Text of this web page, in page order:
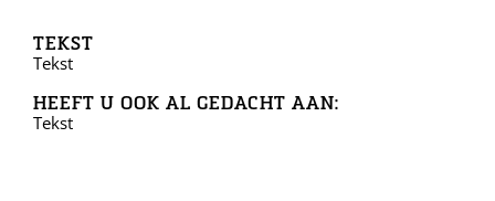
TEKST
Tekst
HEEFT U OOK AL GEDACHT AAN:
Tekst